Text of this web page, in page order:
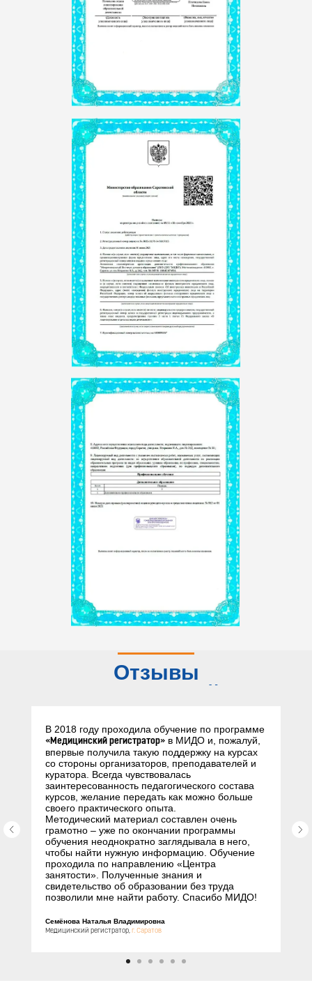
Отзывы
В 2018 году проходила обучение по программе
«Медицинский регистратор» в МИДО и, пожалуй,
впервые получила такую поддержку на курсах
со стороны организаторов, преподавателей и
куратора. Всегда чувствовалась
заинтересованность педагогического состава
курсов, желание передать как можно больше
своего практического опыта.
Методический материал составлен очень
грамотно – уже по окончании программы
обучения неоднократно заглядывала в него,
чтобы найти нужную информацию. Обучение
проходила по направлению «Центра
занятости». Полученные знания и
свидетельство об образовании без труда
позволили мне найти работу. Спасибо МИДО!
Семёнова Наталья Владимировна
Медицинский регистратор,г. Саратов